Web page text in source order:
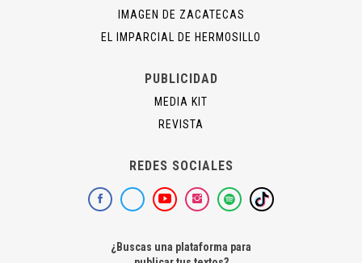
IMAGEN DE ZACATECAS
EL IMPARCIAL DE HERMOSILLO
PUBLICIDAD
MEDIA KIT
REVISTA
REDES SOCIALES
¿Buscas una plataforma para